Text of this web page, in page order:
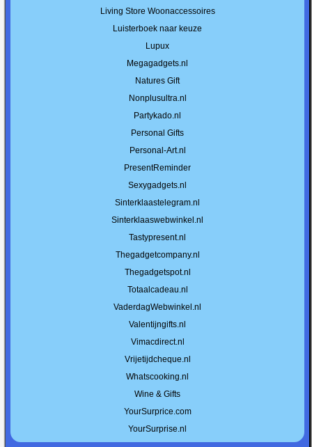
Living Store Woonaccessoires
Luisterboek naar keuze
Lupux
Megagadgets.nl
Natures Gift
Nonplusultra.nl
Partykado.nl
Personal Gifts
Personal-Art.nl
PresentReminder
Sexygadgets.nl
Sinterklaastelegram.nl
Sinterklaaswebwinkel.nl
Tastypresent.nl
Thegadgetcompany.nl
Thegadgetspot.nl
Totaalcadeau.nl
VaderdagWebwinkel.nl
Valentijngifts.nl
Vimacdirect.nl
Vrijetijdcheque.nl
Whatscooking.nl
Wine & Gifts
YourSurprice.com
YourSurprise.nl